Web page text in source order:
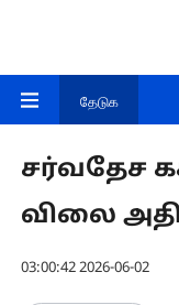
தேடுக
சர்வதேச
விலை
03:00:42 2026-06-02